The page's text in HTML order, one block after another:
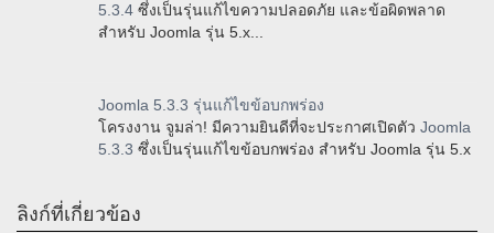
5.3.4 ซึ่งเป็นรุ่นแก้ไขความปลอดภัย และข้อผิดพลาด
สำหรับ Joomla รุ่น 5.x...
Joomla 5.3.3 รุ่นแก้ไขข้อบกพร่อง
โครงงาน จูมล่า! มีความยินดีที่จะประกาศเปิดตัว Joomla
5.3.3 ซึ่งเป็นรุ่นแก้ไขข้อบกพร่อง สำหรับ Joomla รุ่น 5.x
ลิงก์ที่เกี่ยวข้อง